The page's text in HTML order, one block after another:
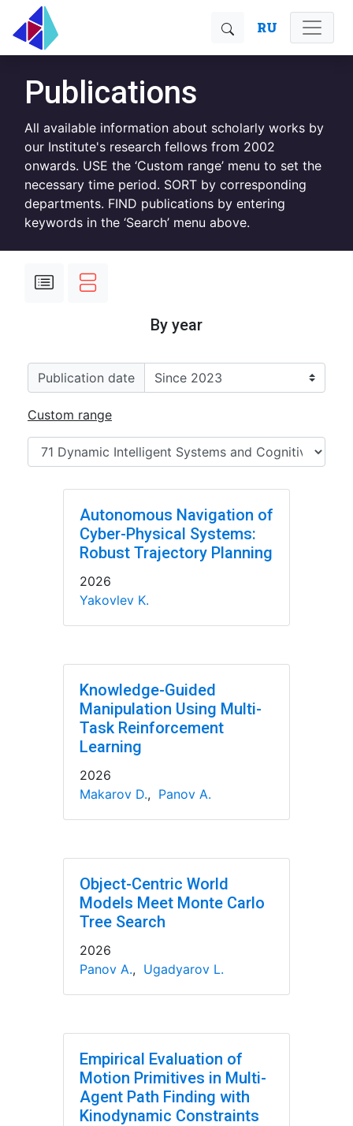
RU
Publications
All available information about scholarly works by
our Institute's research fellows from 2002
onwards. USE the ‘Custom range’ menu to set the
necessary time period. SORT by corresponding
departments. FIND publications by entering
keywords in the ‘Search’ menu above.
By year
Publication date
Custom range
Autonomous Navigation of
Cyber-Physical Systems:
Robust Trajectory Planning
2026
Yakovlev K.
Knowledge-Guided
Manipulation Using Multi-
Task Reinforcement
Learning
2026
Makarov D., Panov A.
Object-Centric World
Models Meet Monte Carlo
Tree Search
2026
Panov A., Ugadyarov L.
Empirical Evaluation of
Motion Primitives in Multi-
Agent Path Finding with
Kinodynamic Constraints